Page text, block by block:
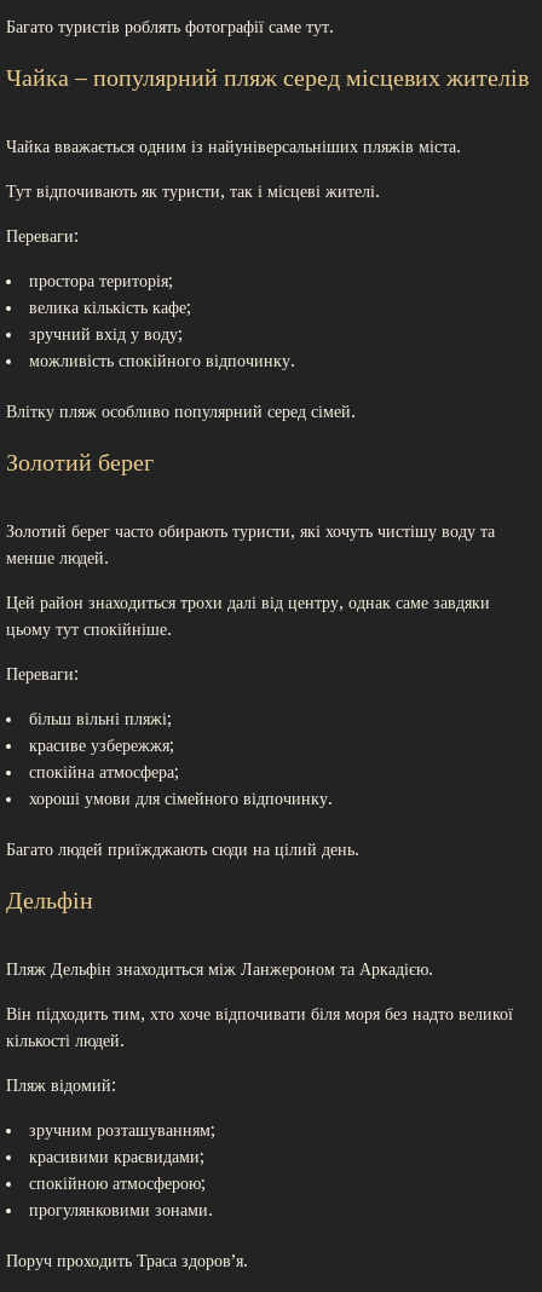
Багато туристів роблять фотографії саме тут.
Чайка – популярний пляж серед місцевих жителів
Чайка вважається одним із найуніверсальніших пляжів міста.
Тут відпочивають як туристи, так і місцеві жителі.
Переваги:
простора територія;
велика кількість кафе;
зручний вхід у воду;
можливість спокійного відпочинку.
Влітку пляж особливо популярний серед сімей.
Золотий берег
Золотий берег часто обирають туристи, які хочуть чистішу воду та
менше людей.
Цей район знаходиться трохи далі від центру, однак саме завдяки
цьому тут спокійніше.
Переваги:
більш вільні пляжі;
красиве узбережжя;
спокійна атмосфера;
хороші умови для сімейного відпочинку.
Багато людей приїжджають сюди на цілий день.
Дельфін
Пляж Дельфін знаходиться між Ланжероном та Аркадією.
Він підходить тим, хто хоче відпочивати біля моря без надто великої
кількості людей.
Пляж відомий:
зручним розташуванням;
красивими краєвидами;
спокійною атмосферою;
прогулянковими зонами.
Поруч проходить Траса здоров’я.